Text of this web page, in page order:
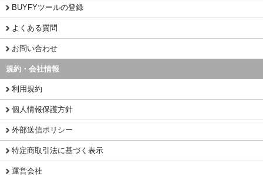
BUYFYツールの登録
よくある質問
お問い合わせ
規約・会社情報
利用規約
個人情報保護方針
外部送信ポリシー
特定商取引法に基づく表示
運営会社